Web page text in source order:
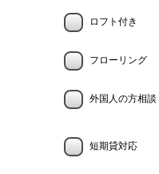
ロフト付き
フローリング
外国人の方相談
短期貸対応